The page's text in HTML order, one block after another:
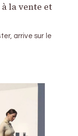
la vente et
arrive sur le